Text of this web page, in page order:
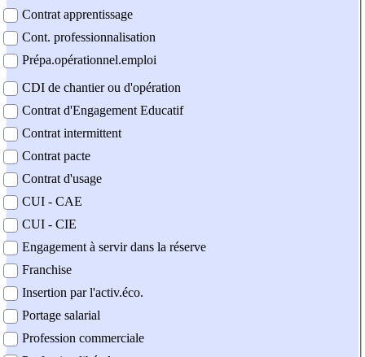
Contrat apprentissage
Cont. professionnalisation
Prépa.opérationnel.emploi
CDI de chantier ou d'opération
Contrat d'Engagement Educatif
Contrat intermittent
Contrat pacte
Contrat d'usage
CUI - CAE
CUI - CIE
Engagement à servir dans la réserve
Franchise
Insertion par l'activ.éco.
Portage salarial
Profession commerciale